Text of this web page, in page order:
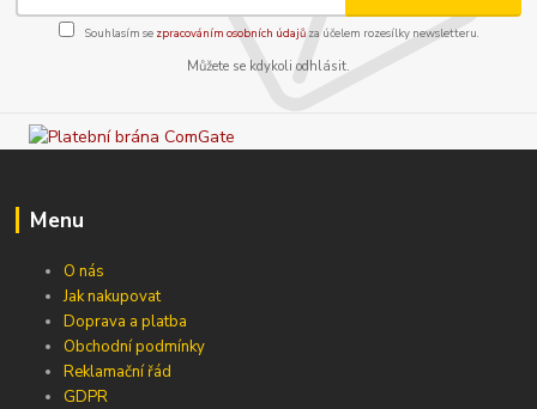
Souhlasím se zpracováním osobních údajůza účelem rozesílky newsletteru.
Můžete se kdykoli odhlásit.
Menu
O nás
Jak nakupovat
Doprava a platba
Obchodní podmínky
Reklamační řád
GDPR